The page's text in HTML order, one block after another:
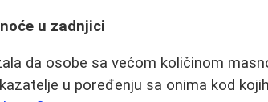
u zadnjici
da osobe sa većom količinom
u poređenju sa onima kod